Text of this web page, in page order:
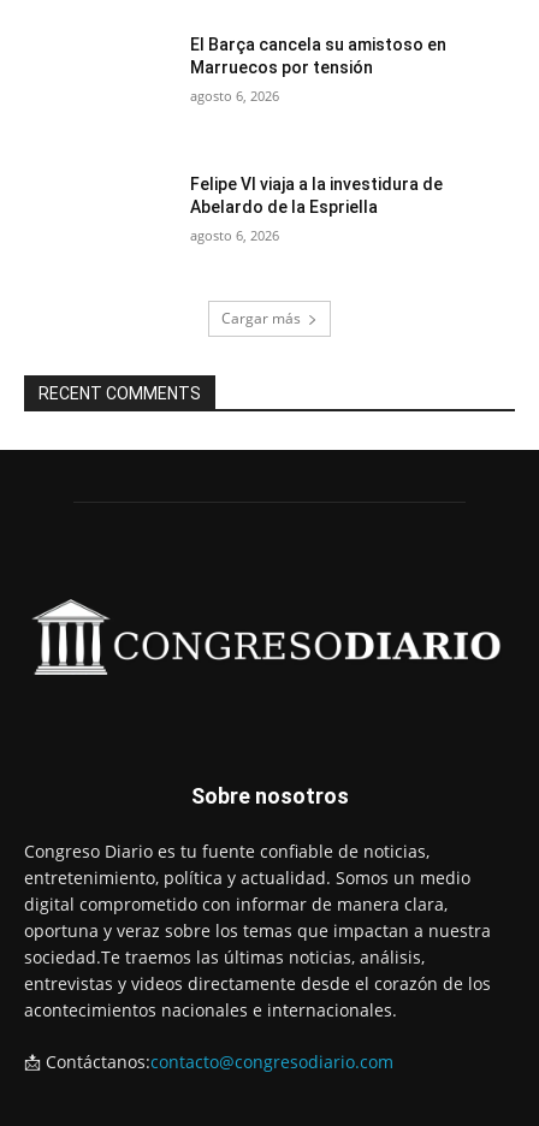
El Barça cancela su amistoso en
Marruecos por tensión
agosto 6, 2026
Felipe VI viaja a la investidura de
Abelardo de la Espriella
agosto 6, 2026
Cargar más
RECENT COMMENTS
Sobre nosotros
Congreso Diario es tu fuente confiable de noticias,
entretenimiento, política y actualidad. Somos un medio
digital comprometido con informar de manera clara,
oportuna y veraz sobre los temas que impactan a nuestra
sociedad.Te traemos las últimas noticias, análisis,
entrevistas y videos directamente desde el corazón de los
acontecimientos nacionales e internacionales.
📩 Contáctanos:contacto@congresodiario.com